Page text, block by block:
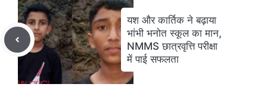
यश और कार्तिक ने बढ़ाया
भांभी भनोत स्कूल का मान,
NMMS छात्रवृत्ति परीक्षा
में पाई सफलता